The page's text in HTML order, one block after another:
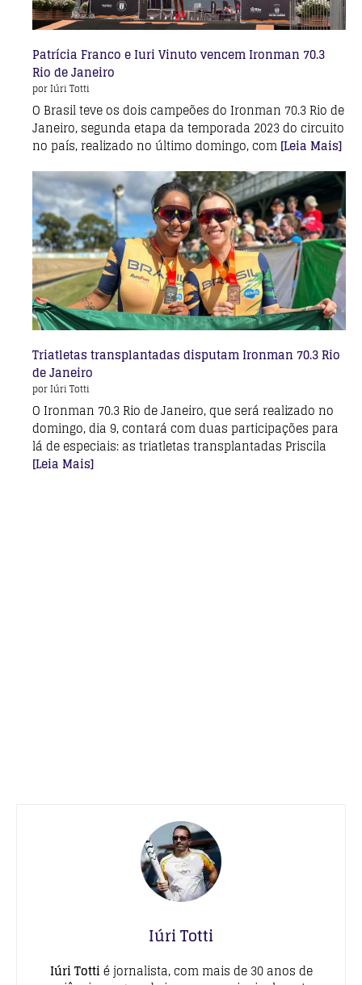
Patrícia Franco e Iuri Vinuto vencem Ironman 70.3
Rio de Janeiro
por Iúri Totti
O Brasil teve os dois campeões do Ironman 70.3 Rio de
Janeiro, segunda etapa da temporada 2023 do circuito
no país, realizado no último domingo, com [Leia Mais]
Triatletas transplantadas disputam Ironman 70.3 Rio
de Janeiro
por Iúri Totti
O Ironman 70.3 Rio de Janeiro, que será realizado no
domingo, dia 9, contará com duas participações para
lá de especiais: as triatletas transplantadas Priscila
[Leia Mais]
Iúri Totti
Iúri Totti é jornalista, com mais de 30 anos de